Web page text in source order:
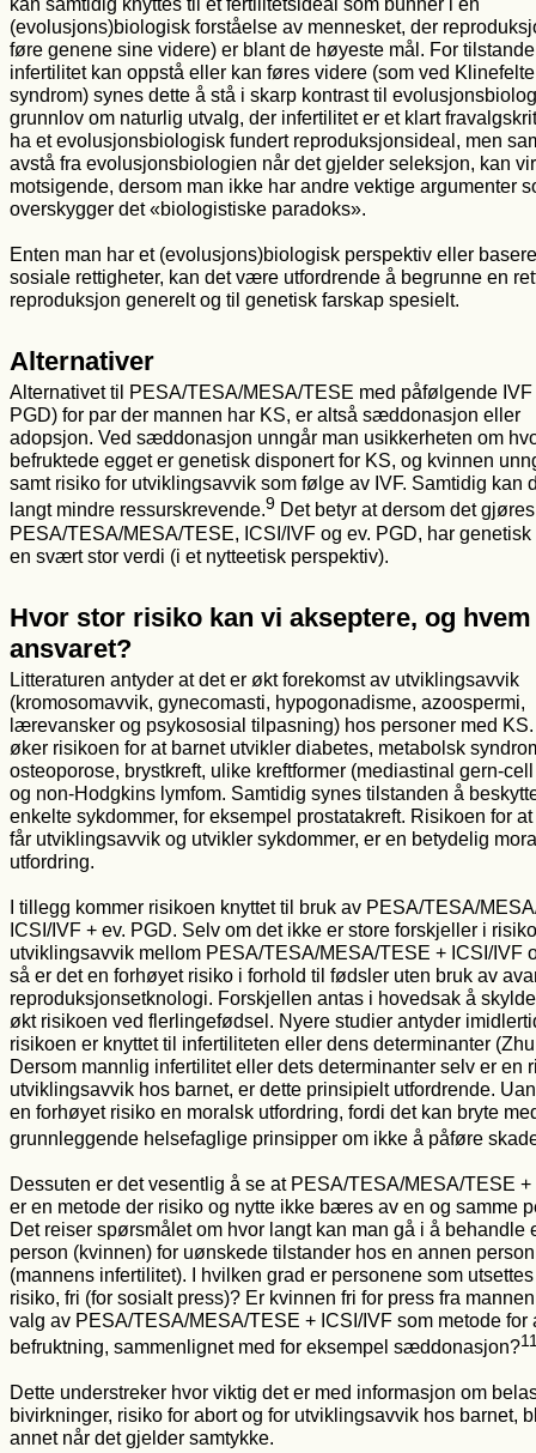
(evolusjons)biologisk forståelse av mennesket, der
føre genene sine videre) er blant de høyeste mål. For
infertilitet kan oppstå eller kan føres videre (som ved
syndrom) synes dette å stå i skarp kontrast til
grunnlov om naturlig utvalg, der infertilitet er et klart
ha et evolusjonsbiologisk fundert reproduksjonsideal, men
avstå fra evolusjonsbiologien når det gjelder seleksjon, kan
motsigende, dersom man ikke har andre vektige argumenter
overskygger det «biologistiske paradoks».
Enten man har et (evolusjons)biologisk perspektiv eller
sosiale rettigheter, kan det være utfordrende å begrunne en
reproduksjon generelt og til genetisk farskap spesielt.
Alternativer
Alternativet til PESA/TESA/MESA/TESE med påfølgende IVF
PGD) for par der mannen har KS, er altså sæddonasjon eller
adopsjon. Ved sæddonasjon unngår man usikkerheten om
befruktede egget er genetisk disponert for KS, og kvinnen
samt risiko for utviklingsavvik som følge av IVF. Samtidig kan
langt mindre ressurskrevende.9 Det betyr at dersom det gjøres
PESA/TESA/MESA/TESE, ICSI/IVF og ev. PGD, har genetisk
en svært stor verdi (i et nytteetisk perspektiv).
Hvor stor risiko kan vi akseptere, og
ansvaret?
Litteraturen antyder at det er økt forekomst av utviklingsavvik
(kromosomavvik, gynecomasti, hypogonadisme, azoospermi,
lærevansker og psykososial tilpasning) hos personer med
øker risikoen for at barnet utvikler diabetes, metabolsk
osteoporose, brystkreft, ulike kreftformer (mediastinal gern-
og non-Hodgkins lymfom. Samtidig synes tilstanden å
enkelte sykdommer, for eksempel prostatakreft. Risikoen for
får utviklingsavvik og utvikler sykdommer, er en betydelig
utfordring.
I tillegg kommer risikoen knyttet til bruk av PESA/TESA/
ICSI/IVF + ev. PGD. Selv om det ikke er store forskjeller i
utviklingsavvik mellom PESA/TESA/MESA/TESE + ICSI/IVF
så er det en forhøyet risiko i forhold til fødsler uten bruk av
reproduksjonsetknologi. Forskjellen antas i hovedsak å
økt risikoen ved flerlingefødsel. Nyere studier antyder
risikoen er knyttet til infertiliteten eller dens determinanter
Dersom mannlig infertilitet eller dets determinanter selv er en
utviklingsavvik hos barnet, er dette prinsipielt utfordrende.
en forhøyet risiko en moralsk utfordring, fordi det kan bryte
grunnleggende helsefaglige prinsipper om ikke å påføre
Dessuten er det vesentlig å se at PESA/TESA/MESA/TESE +
er en metode der risiko og nytte ikke bæres av en og samme
Det reiser spørsmålet om hvor langt kan man gå i å behandle
person (kvinnen) for uønskede tilstander hos en annen person
(mannens infertilitet). I hvilken grad er personene som
risiko, fri (for sosialt press)? Er kvinnen fri for press fra
valg av PESA/TESA/MESA/TESE + ICSI/IVF som metode for
befruktning, sammenlignet med for eksempel sæddonasjon?
Dette understreker hvor viktig det er med informasjon om
bivirkninger, risiko for abort og for utviklingsavvik hos barnet,
annet når det gjelder samtykke.